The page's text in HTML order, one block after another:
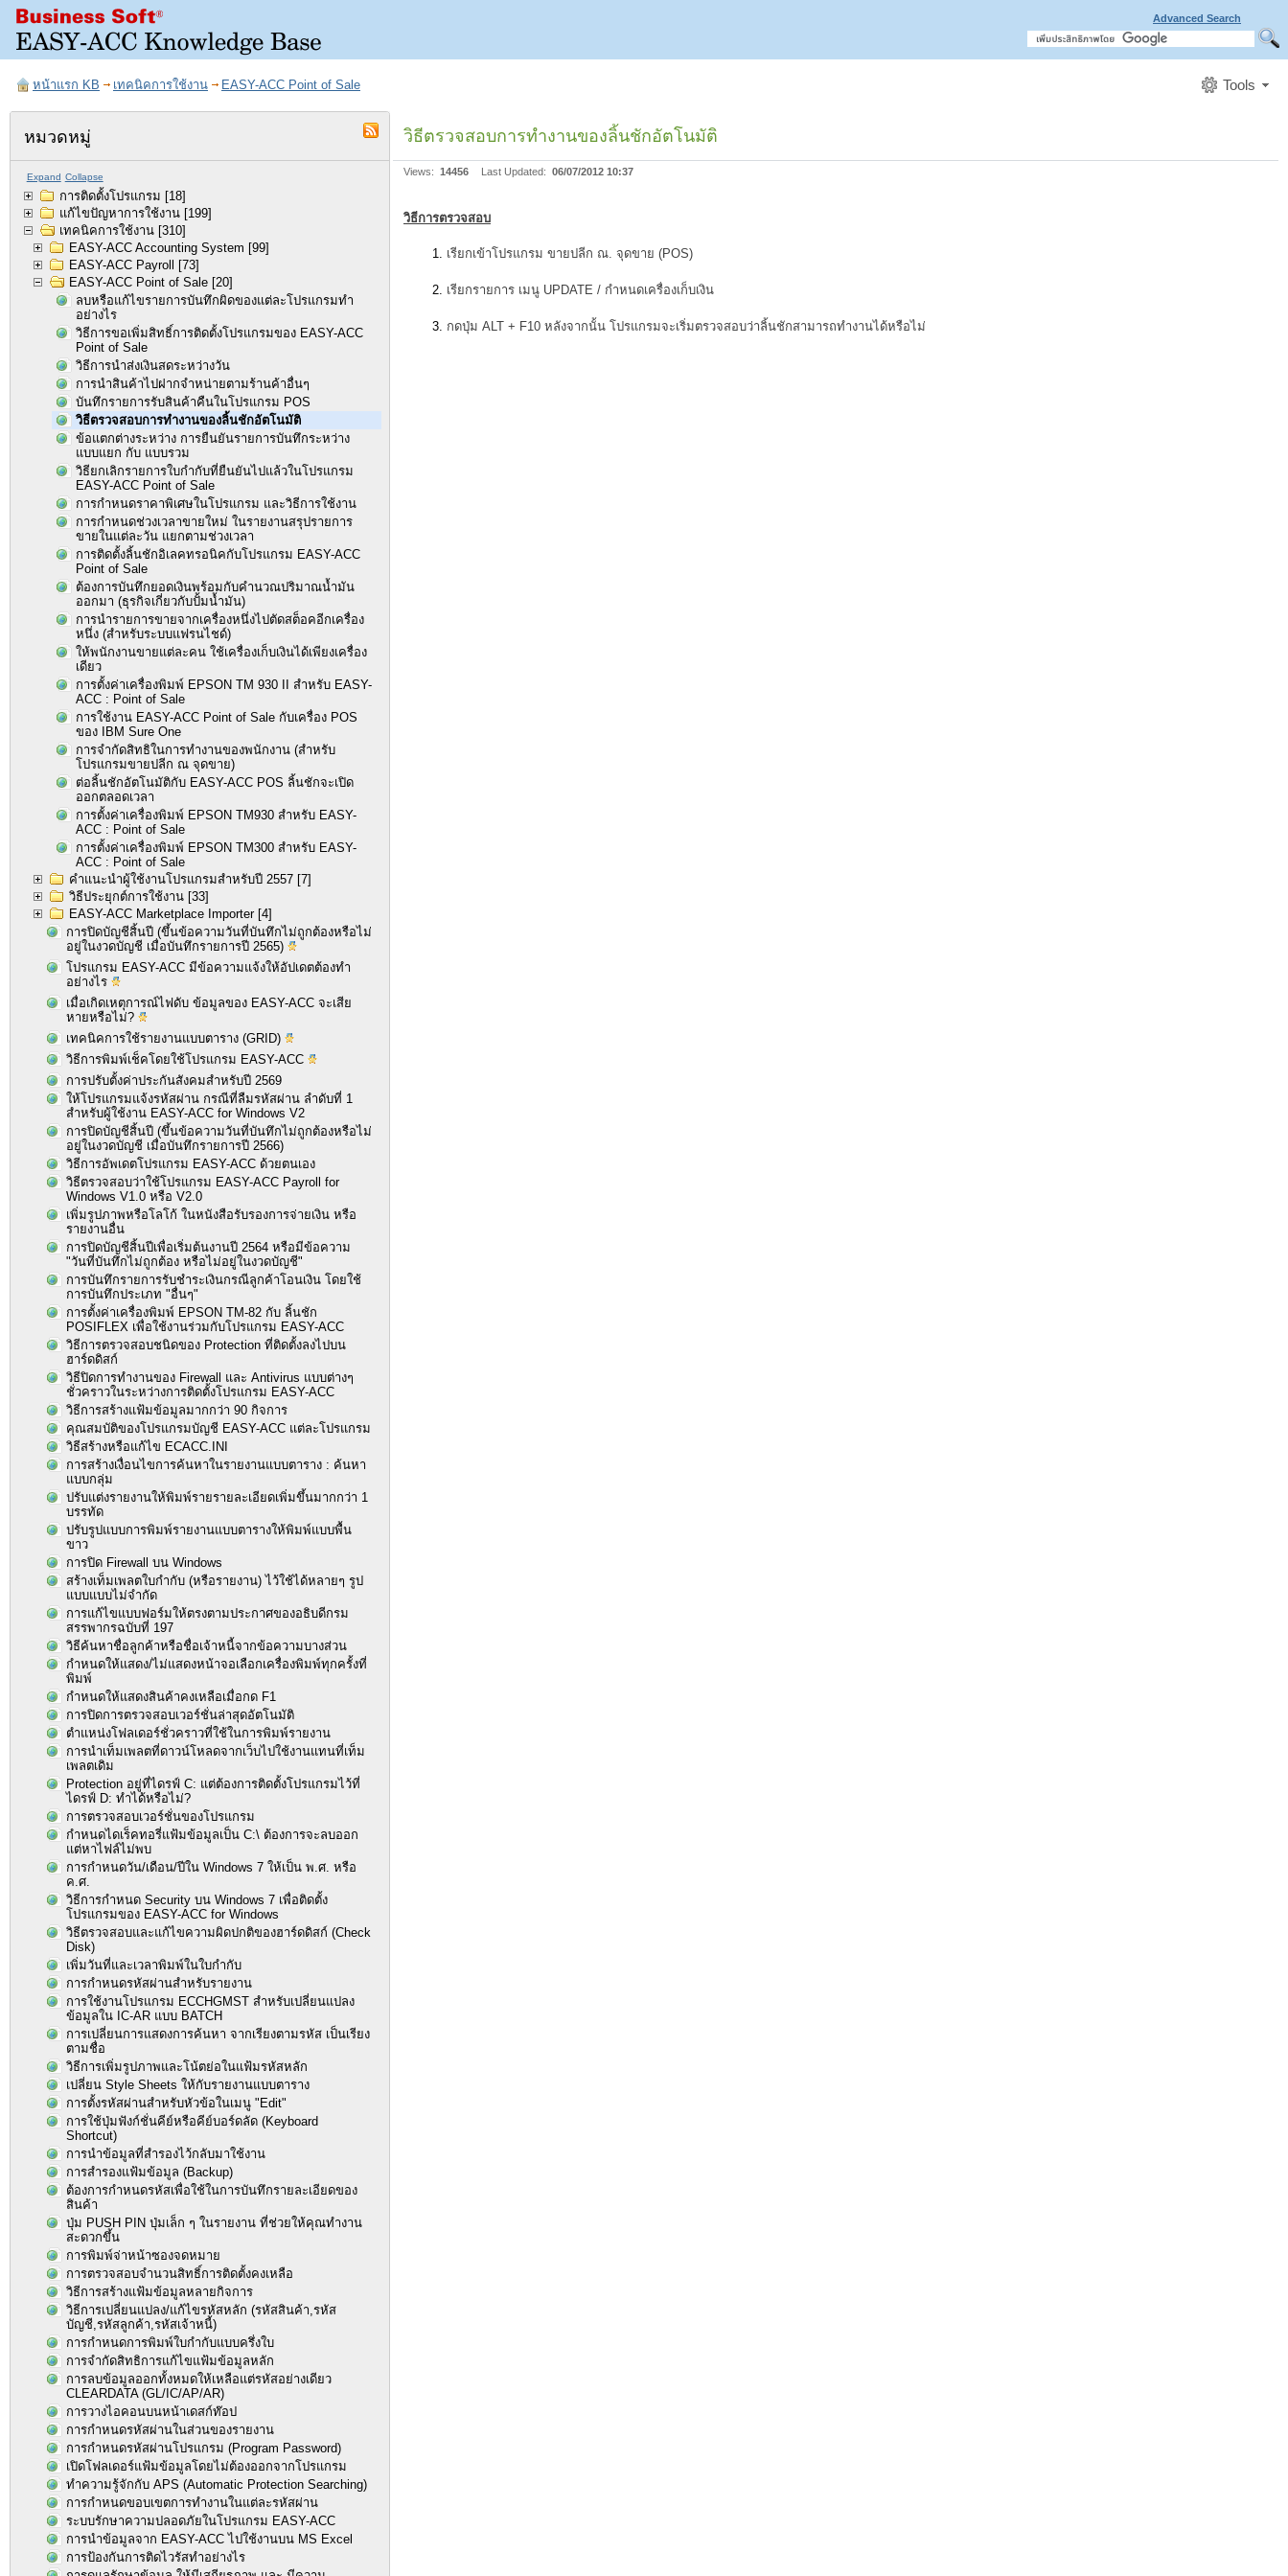
Advanced Search
หน้าแรก KB เทคนิคการใช้งาน EASY-ACC Point of Sale Tools
หมวดหมู่
Expand Collapse
การติดตั้งโปรแกรม [18]
แก้ไขปัญหาการใช้งาน [199]
เทคนิคการใช้งาน [310]
EASY-ACC Accounting System [99]
EASY-ACC Payroll
[73]
EASY-ACC Point of Sale [20]
ลบหรือแก้ไขรายการบันทึกผิดของแต่ละโปรแกรมทำ
อย่างไร
วิธีการขอเพิ่มสิทธิ์การติดตั้งโปรแกรมของ EASY-ACC
Point of Sale
วิธีการนำส่งเงินสดระหว่างวัน
การนำสินค้าไปฝากจำหน่ายตามร้านค้าอื่นๆ
บันทึกรายการรับสินค้าคืนในโปรแกรม POS
วิธีตรวจสอบการทำงานของลิ้นชักอัตโนมัติ
ข้อแตกต่างระหว่าง การยืนยันรายการบันทึกระหว่าง
แบบแยก กับ แบบรวม
วิธียกเลิกรายการใบกำกับที่ยืนยันไปแล้วในโปรแกรม
EASY-ACC Point of Sale
การกำหนดราคาพิเศษในโปรแกรม และวิธีการใช้งาน
การกำหนดช่วงเวลาขายใหม่ ในรายงานสรุปรายการ
ขายในแต่ละวัน แยกตามช่วงเวลา
การติดตั้งลิ้นชักอิเลคทรอนิคกับโปรแกรม EASY-ACC
Point of Sale
ต้องการบันทึกยอดเงินพร้อมกับคำนวณปริมาณน้ำมัน
ออกมา (ธุรกิจเกี่ยวกับปั้มน้ำมัน)
การนำรายการขายจากเครื่องหนึ่งไปตัดสต็อคอีกเครื่อง
หนึ่ง (สำหรับระบบแฟรนไชด์)
ให้พนักงานขายแต่ละคน ใช้เครื่องเก็บเงินได้เพียงเครื่อง
เดียว
การตั้งค่าเครื่องพิมพ์ EPSON TM 930 II สำหรับ EASY-
ACC : Point of Sale
การใช้งาน EASY-ACC Point of Sale กับเครื่อง POS
ของ IBM Sure One
การจำกัดสิทธิในการทำงานของพนักงาน (สำหรับ
โปรแกรมขายปลีก ณ จุดขาย)
ต่อลิ้นชักอัตโนมัติกับ EASY-ACC POS ลิ้นชักจะเปิด
ออกตลอดเวลา
การตั้งค่าเครื่องพิมพ์ EPSON TM930 สำหรับ EASY-
ACC : Point of Sale
การตั้งค่าเครื่องพิมพ์ EPSON TM300 สำหรับ EASY-
ACC : Point of Sale
คำแนะนำผู้ใช้งานโปรแกรมสำหรับปี 2557 [7]
วิธีประยุกต์การใช้งาน [33]
EASY-ACC Marketplace Importer [4]
การปิดบัญชีสิ้นปี (ขึ้นข้อความวันที่บันทึกไม่ถูกต้องหรือไม่
อยู่ในงวดบัญชี เมื่อบันทึกรายการปี 2565)
โปรแกรม EASY-ACC มีข้อความแจ้งให้อัปเดตต้องทำ
อย่างไร
เมื่อเกิดเหตุการณ์ไฟดับ ข้อมูลของ EASY-ACC จะเสีย
หายหรือไม่?
เทคนิคการใช้รายงานแบบตาราง (GRID)
วิธีการพิมพ์เช็คโดยใช้โปรแกรม EASY-ACC
การปรับตั้งค่าประกันสังคมสำหรับปี 2569
ให้โปรแกรมแจ้งรหัสผ่าน กรณีที่ลืมรหัสผ่าน ลำดับที่ 1
สำหรับผู้ใช้งาน EASY-ACC for Windows V2
การปิดบัญชีสิ้นปี (ขึ้นข้อความวันที่บันทึกไม่ถูกต้องหรือไม่
อยู่ในงวดบัญชี เมื่อบันทึกรายการปี 2566)
วิธีการอัพเดตโปรแกรม EASY-ACC ด้วยตนเอง
วิธีตรวจสอบว่าใช้โปรแกรม EASY-ACC Payroll for
Windows V1.0 หรือ V2.0
เพิ่มรูปภาพหรือโลโก้ ในหนังสือรับรองการจ่ายเงิน หรือ
รายงานอื่น
การปิดบัญชีสิ้นปีเพื่อเริ่มต้นงานปี 2564 หรือมีข้อความ
"วันที่บันทึกไม่ถูกต้อง หรือไม่อยู่ในงวดบัญชี"
การบันทึกรายการรับชำระเงินกรณีลูกค้าโอนเงิน โดยใช้
การบันทึกประเภท "อื่นๆ"
การตั้งค่าเครื่องพิมพ์ EPSON TM-82 กับ ลิ้นชัก
POSIFLEX เพื่อใช้งานร่วมกับโปรแกรม EASY-ACC
วิธีการตรวจสอบชนิดของ Protection ที่ติดตั้งลงไปบน
ฮาร์ดดิสก์
วิธีปิดการทำงานของ Firewall และ Antivirus แบบต่างๆ
ชั่วคราวในระหว่างการติดตั้งโปรแกรม EASY-ACC
วิธีการสร้างแฟ้มข้อมูลมากกว่า 90 กิจการ
คุณสมบัติของโปรแกรมบัญชี EASY-ACC แต่ละโปรแกรม
วิธีสร้างหรือแก้ไข ECACC.INI
การสร้างเงื่อนไขการค้นหาในรายงานแบบตาราง : ค้นหา
แบบกลุ่ม
ปรับแต่งรายงานให้พิมพ์รายรายละเอียดเพิ่มขึ้นมากกว่า 1
บรรทัด
ปรับรูปแบบการพิมพ์รายงานแบบตารางให้พิมพ์แบบพื้น
ขาว
การปิด Firewall บน Windows
สร้างเท็มเพลตใบกำกับ (หรือรายงาน) ไว้ใช้ได้หลายๆ รูป
แบบแบบไม่จำกัด
การแก้ไขแบบฟอร์มให้ตรงตามประกาศของอธิบดีกรม
สรรพากรฉบับที่ 197
วิธีค้นหาชื่อลูกค้าหรือชื่อเจ้าหนี้จากข้อความบางส่วน
กำหนดให้แสดง/ไม่แสดงหน้าจอเลือกเครื่องพิมพ์ทุกครั้งที่
พิมพ์
กำหนดให้แสดงสินค้าคงเหลือเมื่อกด F1
การปิดการตรวจสอบเวอร์ชั่นล่าสุดอัตโนมัติ
ตำแหน่งโฟลเดอร์ชั่วคราวที่ใช้ในการพิมพ์รายงาน
การนำเท็มเพลตที่ดาวน์โหลดจากเว็บไปใช้งานแทนที่เท็ม
เพลตเดิม
Protection อยู่ที่ไดรฟ์ C: แต่ต้องการติดตั้งโปรแกรมไว้ที่
ไดรฟ์ D: ทำได้หรือไม่?
การตรวจสอบเวอร์ชั่นของโปรแกรม
กำหนดไดเร็คทอรี่แฟ้มข้อมูลเป็น C:\ ต้องการจะลบออก
แต่หาไฟล์ไม่พบ
การกำหนดวัน/เดือน/ปีใน Windows 7 ให้เป็น พ.ศ. หรือ
ค.ศ.
วิธีการกำหนด Security บน Windows 7 เพื่อติดตั้ง
โปรแกรมของ EASY-ACC for Windows
วิธีตรวจสอบและแก้ไขความผิดปกติของฮาร์ดดิสก์ (Check
Disk)
เพิ่มวันที่และเวลาพิมพ์ในใบกำกับ
การกำหนดรหัสผ่านสำหรับรายงาน
การใช้งานโปรแกรม ECCHGMST สำหรับเปลี่ยนแปลง
ข้อมูลใน IC-AR แบบ BATCH
การเปลี่ยนการแสดงการค้นหา จากเรียงตามรหัส เป็นเรียง
ตามชื่อ
วิธีการเพิ่มรูปภาพและโน้ตย่อในแฟ้มรหัสหลัก
เปลี่ยน Style Sheets ให้กับรายงานแบบตาราง
การตั้งรหัสผ่านสำหรับหัวข้อในเมนู "Edit"
การใช้ปุ่มฟังก์ชั่นคีย์หรือคีย์บอร์ดลัด (Keyboard
Shortcut)
การนำข้อมูลที่สำรองไว้กลับมาใช้งาน
การสำรองแฟ้มข้อมูล (Backup)
ต้องการกำหนดรหัสเพื่อใช้ในการบันทึกรายละเอียดของ
สินค้า
ปุ่ม PUSH PIN ปุ่มเล็ก ๆ ในรายงาน ที่ช่วยให้คุณทำงาน
สะดวกขึ้น
การพิมพ์จ่าหน้าซองจดหมาย
การตรวจสอบจำนวนสิทธิ์การติดตั้งคงเหลือ
วิธีการสร้างแฟ้มข้อมูลหลายกิจการ
วิธีการเปลี่ยนแปลง/แก้ไขรหัสหลัก (รหัสสินค้า,รหัส
บัญชี,รหัสลูกค้า,รหัสเจ้าหนี้)
การกำหนดการพิมพ์ใบกำกับแบบครึ่งใบ
การจำกัดสิทธิการแก้ไขแฟ้มข้อมูลหลัก
การลบข้อมูลออกทั้งหมดให้เหลือแต่รหัสอย่างเดียว
CLEARDATA (GL/IC/AP/AR)
การวางไอคอนบนหน้าเดสก์ท๊อป
การกำหนดรหัสผ่านในส่วนของรายงาน
การกำหนดรหัสผ่านโปรแกรม (Program Password)
เปิดโฟลเดอร์แฟ้มข้อมูลโดยไม่ต้องออกจากโปรแกรม
ทำความรู้จักกับ APS (Automatic Protection Searching)
การกำหนดขอบเขตการทำงานในแต่ละรหัสผ่าน
ระบบรักษาความปลอดภัยในโปรแกรม EASY-ACC
การนำข้อมูลจาก EASY-ACC ไปใช้งานบน MS Excel
การป้องกันการติดไวรัสทำอย่างไร
วิธีตรวจสอบการทำงานของลิ้นชักอัตโนมัติ
Views: 14456 Last Updated: 06/07/2012 10:37
วิธีการตรวจสอบ
เรียกเข้าโปรแกรม ขายปลีก ณ. จุดขาย (POS)
เรียกรายการ เมนู UPDATE / กำหนดเครื่องเก็บเงิน
กดปุ่ม ALT + F10 หลังจากนั้น โปรแกรมจะเริ่มตรวจสอบว่าลิ้นชักสามารถทำงานได้หรือไม่